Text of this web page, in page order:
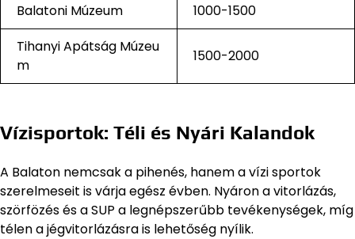
Balatoni Múzeum
1000-1500
Tihanyi Apátság Múzeu
m
1500-2000
Vízisportok: Téli és Nyári Kalandok
A Balaton nemcsak a pihenés, hanem a vízi sportok
szerelmeseit is várja egész évben. Nyáron a vitorlázás,
szörfözés és a SUP a legnépszerűbb tevékenységek, míg
télen a jégvitorlázásra is lehetőség nyílik.